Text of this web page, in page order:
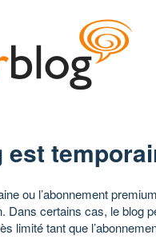
est
ou l’abonnement
Dans certains cas, le blog
limité tant que